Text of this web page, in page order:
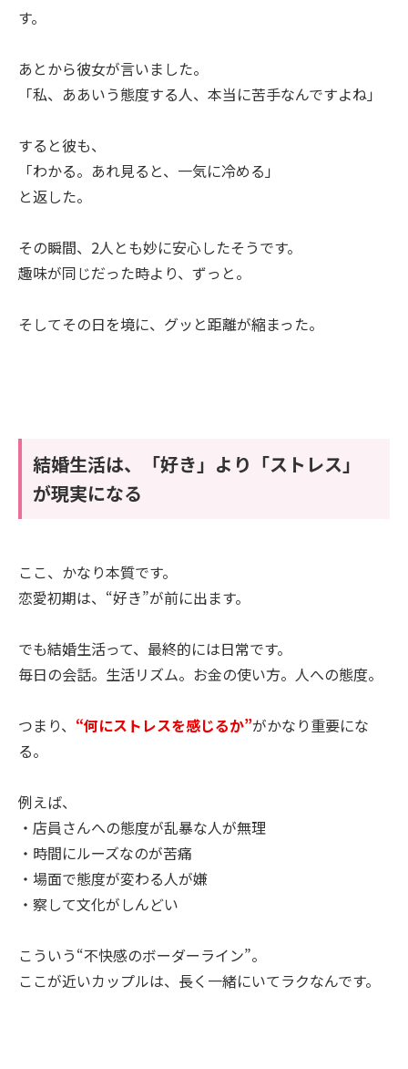
す。
あとから彼女が言いました。
「私、ああいう態度する人、本当に苦手なんですよね」
すると彼も、
「わかる。あれ見ると、一気に冷める」
と返した。
その瞬間、2人とも妙に安心したそうです。
趣味が同じだった時より、ずっと。
そしてその日を境に、グッと距離が縮まった。
結婚生活は、「好き」より「ストレス」
が現実になる
ここ、かなり本質です。
恋愛初期は、“好き”が前に出ます。
でも結婚生活って、最終的には日常です。
毎日の会話。生活リズム。お金の使い方。人への態度。
つまり、 “何にストレスを感じるか”がかなり重要にな
る。
例えば、
・店員さんへの態度が乱暴な人が無理
・時間にルーズなのが苦痛
・場面で態度が変わる人が嫌
・察して文化がしんどい
こういう“不快感のボーダーライン”。
ここが近いカップルは、長く一緒にいてラクなんです。